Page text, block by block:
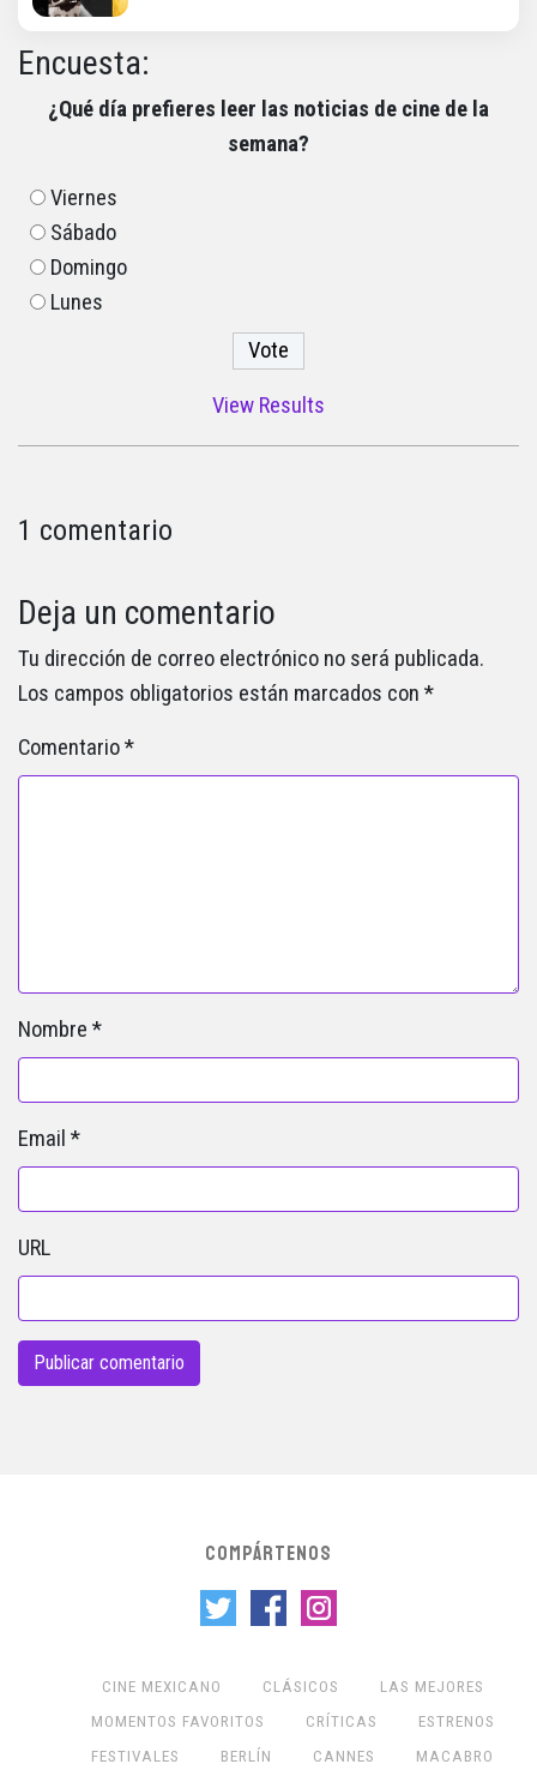
Encuesta:
¿Qué día prefieres leer las noticias de cine de la
semana?
Viernes
Sábado
Domingo
Lunes
View Results
1 comentario
Deja un comentario
Tu dirección de correo electrónico no será publicada.
Los campos obligatorios están marcados con *
Comentario*
Nombre *
Email *
URL
COMPÁRTENOS
CINE MEXICANO CLÁSICOS
LAS MEJORES
MOMENTOS FAVORITOS
CRÍTICAS
ESTRENOS
FESTIVALES
BERLÍN CANNES MACABRO